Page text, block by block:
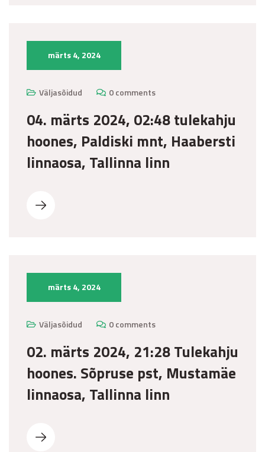
märts 4, 2024
Väljasõidud 0 comments
04. märts 2024, 02:48 tulekahju
hoones, Paldiski mnt, Haabersti
linnaosa, Tallinna linn
märts 4, 2024
Väljasõidud 0 comments
02. märts 2024, 21:28 Tulekahju
hoones. Sõpruse pst, Mustamäe
linnaosa, Tallinna linn